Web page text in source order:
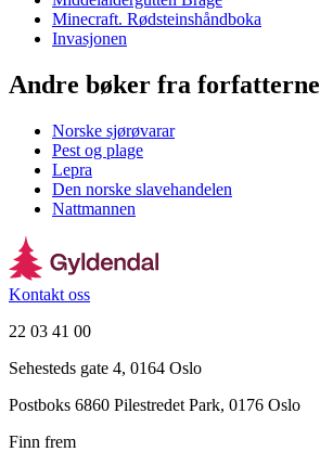
Minecraft. Rødsteinshåndboka
Invasjonen
Andre bøker fra forfatterne
Norske sjørøvarar
Pest og plage
Lepra
Den norske slavehandelen
Nattmannen
Kontakt oss
22 03 41 00
Sehesteds gate 4, 0164 Oslo
Postboks 6860 Pilestredet Park, 0176 Oslo
Finn frem